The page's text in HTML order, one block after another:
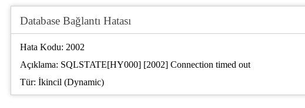
Database Bağlantı Hatası
Hata Kodu: 2002
Açıklama: SQLSTATE[HY000] [2002] Connection timed out
Tür: İkincil (Dynamic)